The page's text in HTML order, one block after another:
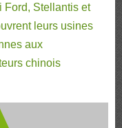
Ford, Stellantis et
leurs usines
aux
chinois